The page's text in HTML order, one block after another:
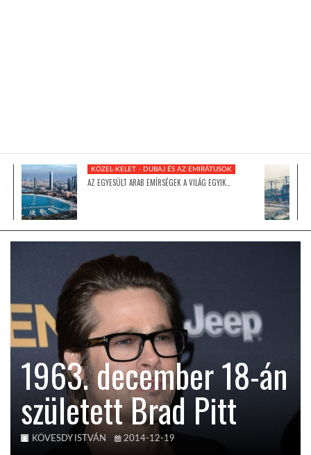
GLOBOTV BP
TROPICALMAGAZIN
GLOBOTV
AFRIKA TUDÁSTÁR
A NAP SZÉPE
KÖZEL-KELET - DUBAJ ÉS AZ EMIRÁTUSOK
AZ EGYESÜLT ARAB EMÍRSÉGEK A VILÁG EGYIK…
1963. december 18-án
született Brad Pitt
KÖVESDY ISTVÁN 2014-12-19